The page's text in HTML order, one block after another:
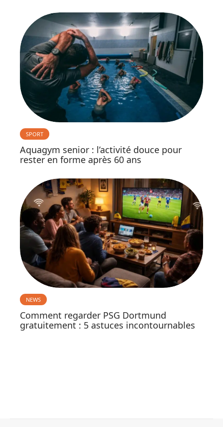
SPORT
Aquagym senior : l’activité douce pour
rester en forme après 60 ans
NEWS
Comment regarder PSG Dortmund
gratuitement : 5 astuces incontournables